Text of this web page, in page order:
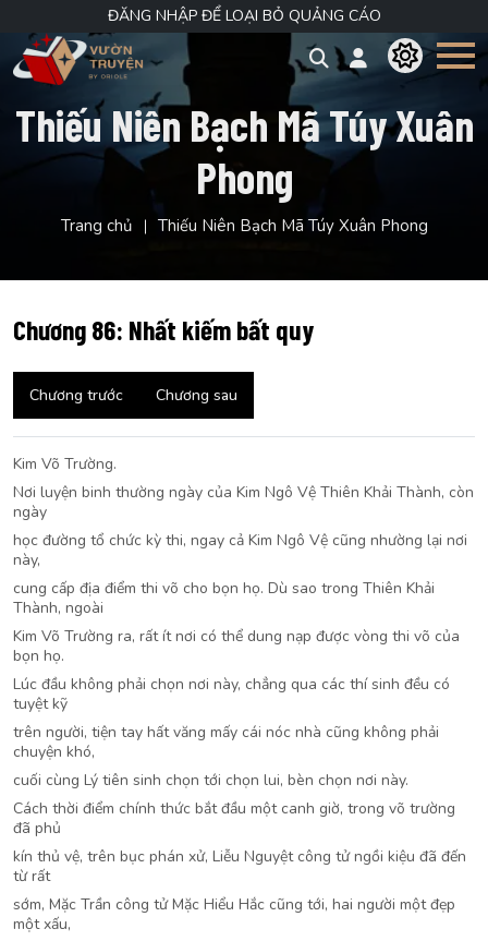
ĐĂNG NHẬP ĐỂ LOẠI BỎ QUẢNG CÁO
Thiếu Niên Bạch Mã Túy Xuân
Phong
Trang chủ Thiếu Niên Bạch Mã Túy Xuân Phong
Chương 86: Nhất kiếm bất quy
Chương trước Chương sau
Kim Võ Trường.
Nơi luyện binh thường ngày của Kim Ngô Vệ Thiên Khải Thành, còn
ngày
học đường tổ chức kỳ thi, ngay cả Kim Ngô Vệ cũng nhường lại nơi
này,
cung cấp địa điểm thi võ cho bọn họ. Dù sao trong Thiên Khải
Thành, ngoài
Kim Võ Trường ra, rất ít nơi có thể dung nạp được vòng thi võ của
bọn họ.
Lúc đầu không phải chọn nơi này, chẳng qua các thí sinh đều có
tuyệt kỹ
trên người, tiện tay hất văng mấy cái nóc nhà cũng không phải
chuyện khó,
cuối cùng Lý tiên sinh chọn tới chọn lui, bèn chọn nơi này.
Cách thời điểm chính thức bắt đầu một canh giờ, trong võ trường
đã phủ
kín thủ vệ, trên bục phán xử, Liễu Nguyệt công tử ngồi kiệu đã đến
từ rất
sớm, Mặc Trần công tử Mặc Hiểu Hắc cũng tới, hai người một đẹp
một xấu,